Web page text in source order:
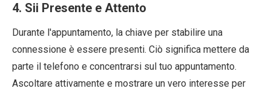
4. Sii Presente e Attento
Durante l'appuntamento, la chiave per stabilire una
connessione è essere presenti. Ciò significa mettere da
parte il telefono e concentrarsi sul tuo appuntamento.
Ascoltare attivamente e mostrare un vero interesse per